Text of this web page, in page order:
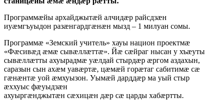
Программæйы архайджытæй алчидæр райсдзæн
иуæмгъуыдон разæнгардгæнæн мызд – 1 милуан сомы.
Программæ «Земский учитель» хауы национ проектмæ
«Фæсивæд æмæ сывæллæттæ». Йæ сæйраг нысан у хъæуты
сывæллæтты ахуырадмæ уæлдай стырдæр æргом аздахын,
саразын сын ахæм уавæртæ, цæмæй горæтаг сабитимæ сæ
гæнæнтæ уой æмхуызон. Уымæй дарддæр ма уый стыр
æххуыс фæуыдзæн
ахуыргæнджытæн сæхицæн дæр сæ царды хабæртты.